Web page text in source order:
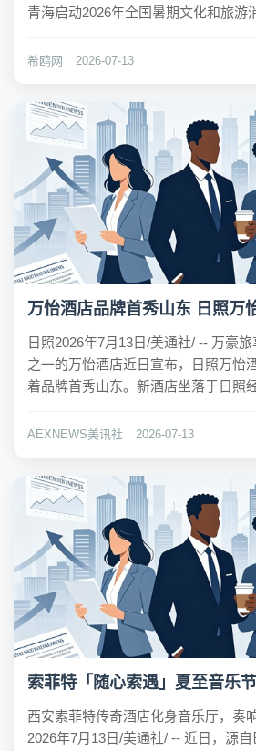
青海启动2026年全国暑期文化和旅游
超4.5亿元消费券等消费补贴，覆盖观
希鸥网 2026-07-13
万怡酒店品牌首秀山东 日照万
日照2026年7月13日/美通社/ -- 万豪
之一的万怡酒店近日宣布，日照万怡
着品牌首秀山东。新酒店坐落于日照
照海滨国家森林公园等热门景区。酒
AEXNEWS美讯社 2026-07-13
索菲特「随心索遇」夏至音乐
西安索菲特传奇酒店化身音乐厅，奏
2026年7月13日/美通社/ -- 近日，源